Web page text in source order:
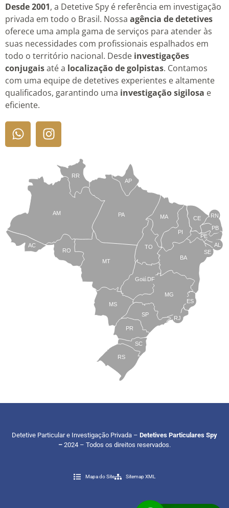
Desde 2001, a Detetive Spy é referência em investigação
privada em todo o Brasil. Nossa agência de detetives
oferece uma ampla gama de serviços para atender às
suas necessidades com profissionais espalhados em
todo o território nacional. Desde investigações
conjugaisaté a localização de golpistas. Contamos
com uma equipe de detetives experientes e altamente
qualificados, garantindo uma investigação sigilosa e
eficiente.
TO
BA
SE
PE
AL
RN
CE
PI
MA
AP
PA
RR
AM
AC
RO
MT
MS
Goiás
PR
SC
RS
SP
MG
RJ
ES
DF
PB
Detetive Particular e Investigação Privada – Detetives Particulares Spy
– 2024 – Todos os direitos reservados.
Mapa do Site Sitemap XML